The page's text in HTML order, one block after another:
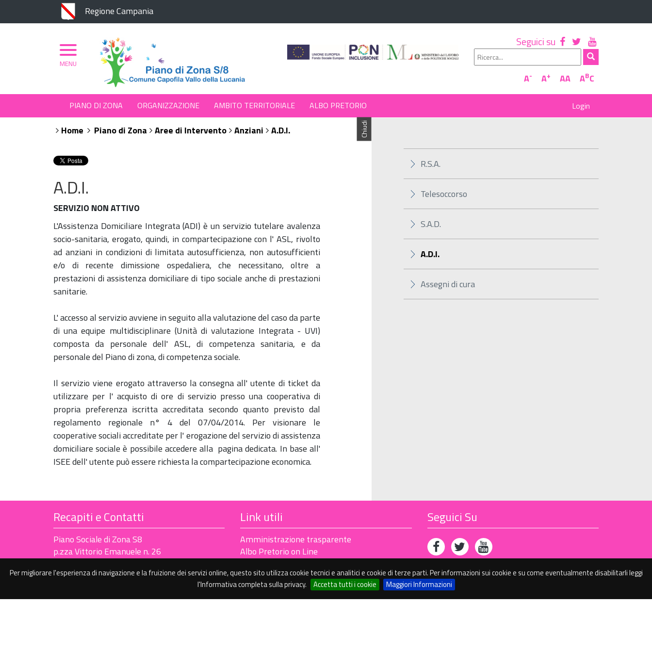
Per migliorare l'esperienza di navigazione e la fruizione dei servizi online, questo sito utilizza cookie tecnici e analitici e cookie di terze parti. Per informazioni sui cookie e su come eventualmente disabilitarli leggi
l'Informativa completa sulla privacy.
Accetta tutti i cookie Maggiori Informazioni
Regione Campania
MENU
Seguici su
A- A+ AA ABC
PIANO DI ZONA ORGANIZZAZIONE AMBITO TERRITORIALE ALBO PRETORIO
Chiudi
Home Piano di Zona Aree di Intervento Anziani A.D.I.
A.D.I.
SERVIZIO NON ATTIVO
L'Assistenza Domiciliare Integrata (ADI) è un servizio tutelare avalenza
socio-sanitaria, erogato, quindi, in compartecipazione con l' ASL, rivolto
ad anziani in condizioni di limitata autosufficienza, non autosufficienti
e/o di recente dimissione ospedaliera, che necessitano, oltre a
prestazioni di assistenza domiciliare di tipo sociale anche di prestazioni
sanitarie.
L' accesso al servizio avviene in seguito alla valutazione del caso da parte
di una equipe multidisciplinare (Unità di valutazione Integrata - UVI)
composta da personale dell' ASL, di competenza sanitaria, e da
personale del Piano di zona, di competenza sociale.
Il servizio viene erogato attraverso la consegna all' utente di ticket da
utilizzare per l' acquisto di ore di servizio presso una cooperativa di
propria preferenza iscritta accreditata secondo quanto previsto dal
regolamento regionale n° 4 del 07/04/2014. Per visionare le
cooperative sociali accreditate per l' erogazione del servizio di assistenza
domiciliare sociale è possibile accedere alla pagina dedicata. In base all'
ISEE dell' utente può essere richiesta la compartecipazione economica.
R.S.A.
Telesoccorso
S.A.D.
A.D.I.
Assegni di cura
Recapiti e Contatti
Piano Sociale di Zona S8
p.zza Vittorio Emanuele n. 26
Tel 0974 714226-266-267
Posta certificata:
Link utili
Amministrazione trasparente
Albo Pretorio on Line
Seguici Su